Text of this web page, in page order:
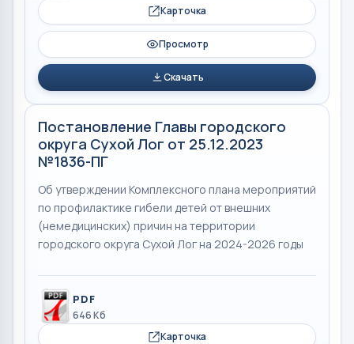
Карточка
Просмотр
Скачать
Постановление Главы городского
округа Сухой Лог от 25.12.2023
№1836-ПГ
Об утверждении Комплексного плана мероприятий
по профилактике гибели детей от внешних
(немедицинских) причин на территории
городского округа Сухой Лог на 2024-2026 годы
PDF
646 Кб
Карточка